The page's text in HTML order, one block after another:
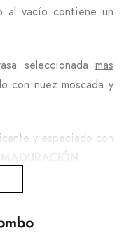
al vacío contiene un
seleccionada mas
con nuez moscada y
y especiado con